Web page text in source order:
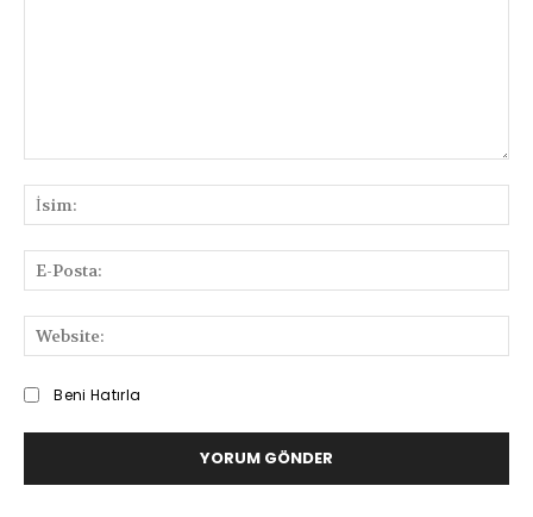
ve
Deneyimlerinizi
Beni Hatırla